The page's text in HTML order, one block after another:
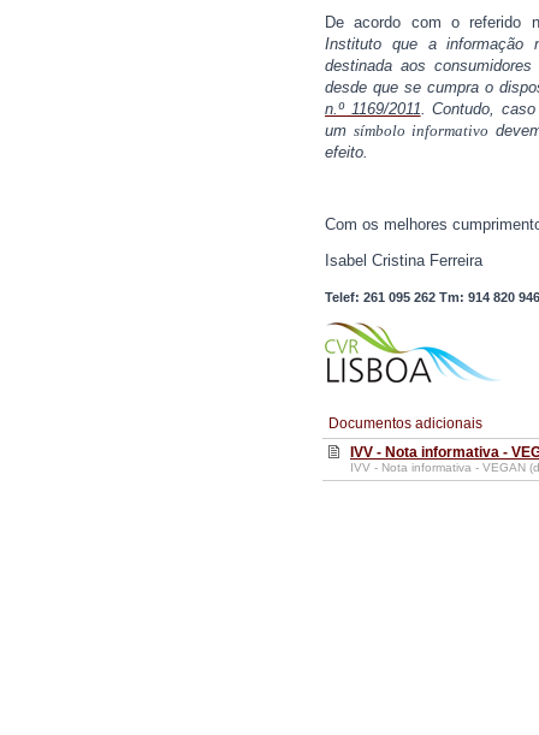
De acordo com o referido
Instituto que a informação
destinada aos
desde que se cumpra o
n.º 1169/2011. Contudo,
um símbolo informativo
efeito.
Com os melhores
Isabel Cristina Ferreira
Telef: 261 095 262 Tm: 914 820 946
Documentos adicionais
IVV - Nota informativa -
IVV - Nota informativa - VEGAN